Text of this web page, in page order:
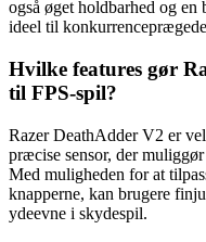
også øget holdbarhed og
ideel til
Hvilke features gør
til FPS-spil?
Razer DeathAdder V2 er
præcise sensor, der
Med muligheden for at
knapperne, kan brugere
ydeevne i skydespil.